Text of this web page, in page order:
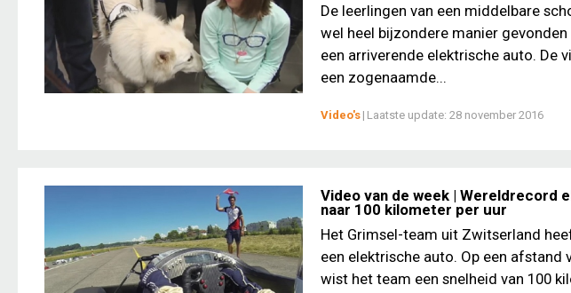
De leerlingen van een middelbare
wel heel bijzondere manier
een arriverende elektrische auto. De
een zogenaamde...
Video's | Laatste update: 28 november 2016
Video van de week | Wereldrecord
naar 100 kilometer per uur
Het Grimsel-team uit Zwitserland
een elektrische auto. Op een afstand
wist het team een snelheid van 100